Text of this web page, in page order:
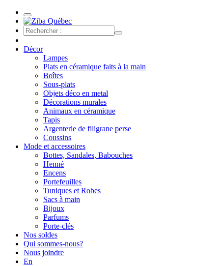
Décor
Lampes
Plats en céramique faits à la main
Boîtes
Sous-plats
Objets déco en metal
Décorations murales
Animaux en céramique
Tapis
Argenterie de filigrane perse
Coussins
Mode et accessoires
Bottes, Sandales, Babouches
Henné
Encens
Portefeuilles
Tuniques et Robes
Sacs à main
Bijoux
Parfums
Porte-clés
Nos soldes
Qui sommes-nous?
Nous joindre
En